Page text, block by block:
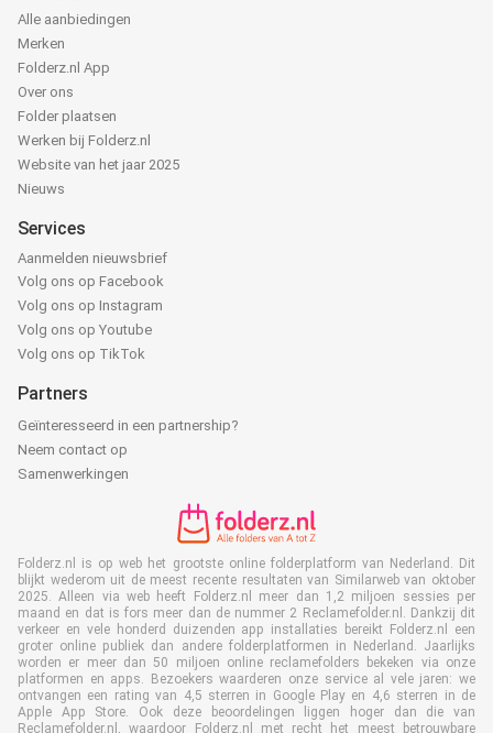
Alle aanbiedingen
Merken
Folderz.nl App
Over ons
Folder plaatsen
Werken bij Folderz.nl
Website van het jaar 2025
Nieuws
Services
Aanmelden nieuwsbrief
Volg ons op Facebook
Volg ons op Instagram
Volg ons op Youtube
Volg ons op TikTok
Partners
Geïnteresseerd in een partnership?
Neem contact op
Samenwerkingen
Folderz.nl is op web het grootste online folderplatform van Nederland. Dit
blijkt wederom uit de meest recente resultaten van Similarweb van oktober
2025. Alleen via web heeft Folderz.nl meer dan 1,2 miljoen sessies per
maand en dat is fors meer dan de nummer 2 Reclamefolder.nl. Dankzij dit
verkeer en vele honderd duizenden app installaties bereikt Folderz.nl een
groter online publiek dan andere folderplatformen in Nederland. Jaarlijks
worden er meer dan 50 miljoen online reclamefolders bekeken via onze
platformen en apps. Bezoekers waarderen onze service al vele jaren: we
ontvangen een rating van 4,5 sterren in Google Play en 4,6 sterren in de
Apple App Store. Ook deze beoordelingen liggen hoger dan die van
Reclamefolder.nl, waardoor Folderz.nl met recht het meest betrouwbare